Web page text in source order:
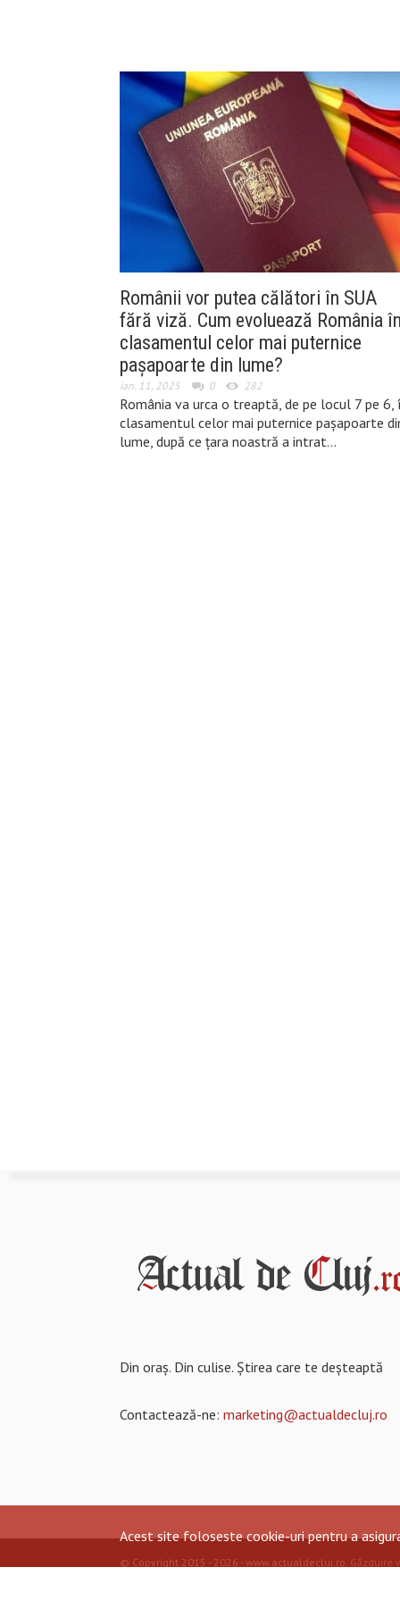
Românii vor putea călători în SUA
fără viză. Cum evoluează România
clasamentul celor mai puternice
pașapoarte din lume?
ian. 11, 2025 0 282
România va urca o treaptă, de pe locul 7 pe 6,
clasamentul celor mai puternice pașapoarte
lume, după ce țara noastră a intrat…
Din oraș. Din culise. Știrea care te deșteaptă
Contactează-ne: marketing@actualdecluj.ro
© Copyright 2015 - 2026 - www.actualdecluj.ro. Găzduire
Acest site foloseste cookie-uri pentru a